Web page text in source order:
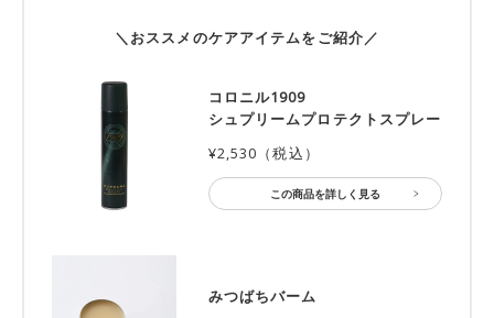
＼おススメのケアアイテムをご紹介／
コロニル1909
シュプリームプロテクトスプレー
¥2,530（税込）
この商品を詳しく見る
みつばちバーム